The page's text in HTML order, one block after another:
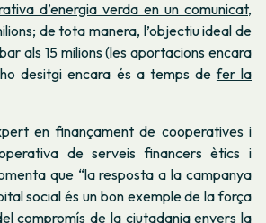
d’energia verda en un comunicat,
de tota manera, l’objectiu ideal de
als 15 milions (les aportacions encara
desitgi encara és a temps defer la
en finançament de cooperatives i
de serveis financers ètics i
que “la resposta a la campanya
social és un bon exemple de la força
compromís de la ciutadania envers la